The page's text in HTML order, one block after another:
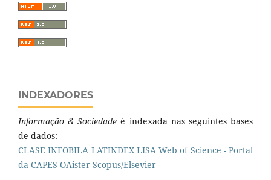
INDEXADORES
Informação & Sociedadeé indexada nas seguintes bases
de dados:
CLASE INFOBILA LATINDEX LISA Web of Science - Portal
da CAPES OAister Scopus/Elsevier